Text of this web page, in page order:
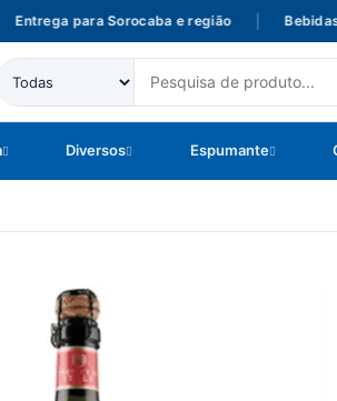
Entrega para Sorocaba e região | Bebidas
Diversos Espumante